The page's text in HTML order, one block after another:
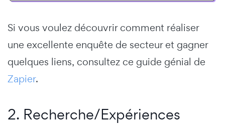
Si vous voulez découvrir comment réaliser
une excellente enquête de secteur et gagner
quelques liens, consultez ce guide génial de
Zapier.
2. Recherche/Expériences